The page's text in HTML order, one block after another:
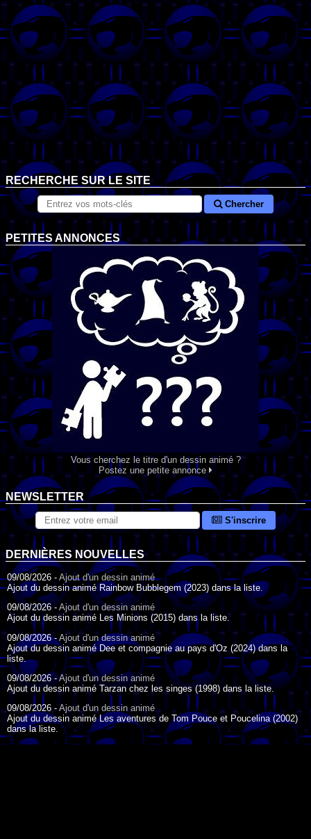
RECHERCHE SUR LE SITE
Chercher
PETITES ANNONCES
Vous cherchez le titre d'un dessin animé ?
Postez une petite annonce
NEWSLETTER
S'inscrire
DERNIÈRES NOUVELLES
09/08/2026 - Ajout d'un dessin animé
Ajout du dessin animé Rainbow Bubblegem (2023) dans la liste.
09/08/2026 -Ajout d'un dessin animé
Ajout du dessin animé Les Minions (2015) dans la liste.
09/08/2026 -Ajout d'un dessin animé
Ajout du dessin animé Dee et compagnie au pays d'Oz (2024) dans la
liste.
09/08/2026 -Ajout d'un dessin animé
Ajout du dessin animé Tarzan chez les singes (1998) dans la liste.
09/08/2026 -Ajout d'un dessin animé
Ajout du dessin animé Les aventures de Tom Pouce et Poucelina (2002)
dans la liste.